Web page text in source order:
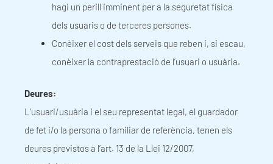
hagi un perill imminent per a la seguretat física
dels usuaris o de terceres persones.
Conèixer el cost dels serveis que reben i, si escau,
conèixer la contraprestació de l’usuari o usuària.
Deures:
L’usuari/usuària i el seu representat legal, el guardador
de fet i/o la persona o familiar de referència, tenen els
deures previstos a l’art. 13 de la Llei 12/2007,